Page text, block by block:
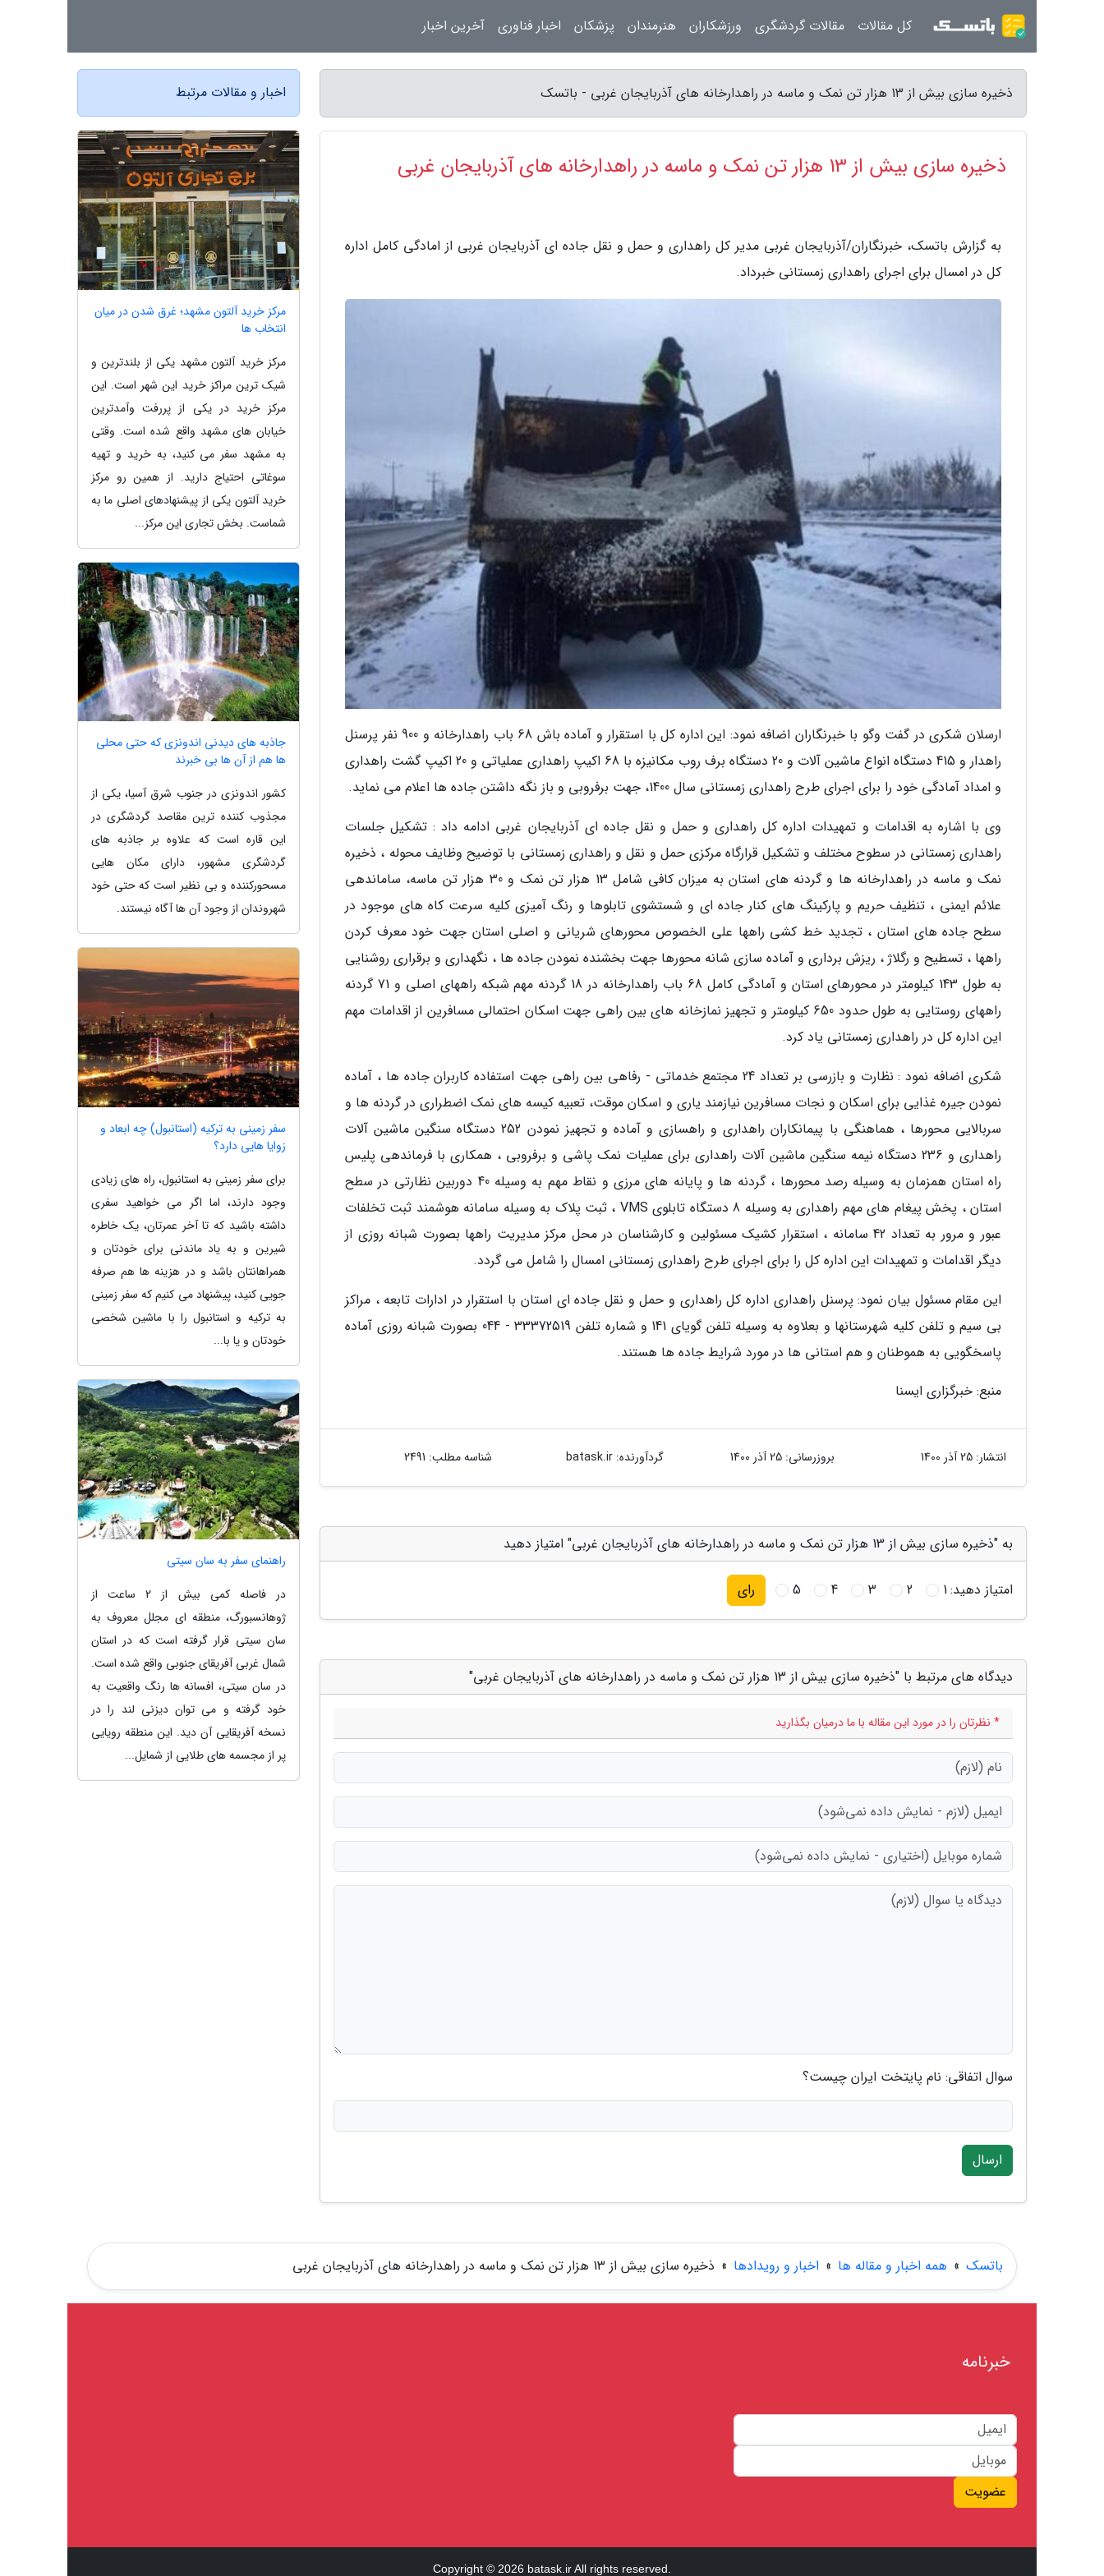
ذخیره سازی بیش از 13 هزار تن نمک و ماسه در راهدارخانه های آذربایجان غربی - باتسک
ذخیره سازی بیش از 13 هزار تن نمک و ماسه در راهدارخانه های آذربایجان غربی
به گزارش باتسک، خبرنگاران/آذربایجان غربی مدیر کل راهداری و حمل و نقل جاده ای آذربایجان غربی از امادگی کامل اداره
کل در امسال برای اجرای راهداری زمستانی خبرداد.
ارسلان شکری در گفت وگو با خبرنگاران اضافه نمود: این اداره کل با استقرار و آماده باش 68 باب راهدارخانه و 900 نفر پرسنل
راهدار و 415 دستگاه انواع ماشین آلات و 20 دستگاه برف روب مکانیزه با 68 اکیپ راهداری عملیاتی و 20 اکیپ گشت راهداری
و امداد آمادگی خود را برای اجرای طرح راهداری زمستانی سال 1400، جهت برفروبی و باز نگه داشتن جاده ها اعلام می نماید.
وی با اشاره به اقدامات و تمهیدات اداره کل راهداری و حمل و نقل جاده ای آذربایجان غربی ادامه داد : تشکیل جلسات
راهداری زمستانی در سطوح مختلف و تشکیل قرارگاه مرکزی حمل و نقل و راهداری زمستانی با توضیح وظایف محوله ، ذخیره
نمک و ماسه در راهدارخانه ها و گردنه های استان به میزان کافی شامل 13 هزار تن نمک و 30 هزار تن ماسه، ساماندهی
علائم ایمنی ، تنظیف حریم و پارکینگ های کنار جاده ای و شستشوی تابلوها و رنگ آمیزی کلیه سرعت کاه های موجود در
سطح جاده های استان ، تجدید خط کشی راهها علی الخصوص محورهای شریانی و اصلی استان جهت خود معرف کردن
راهها ، تسطیح و رگلاژ ، ریزش برداری و آماده سازی شانه محورها جهت بخشنده نمودن جاده ها ، نگهداری و برقراری روشنایی
به طول 143 کیلومتر در محورهای استان و آمادگی کامل 68 باب راهدارخانه در 18 گردنه مهم شبکه راههای اصلی و 71 گردنه
راههای روستایی به طول حدود 650 کیلومتر و تجهیز نمازخانه های بین راهی جهت اسکان احتمالی مسافرین از اقدامات مهم
این اداره کل در راهداری زمستانی یاد کرد.
شکری اضافه نمود : نظارت و بازرسی بر تعداد 24 مجتمع خدماتی - رفاهی بین راهی جهت استفاده کاربران جاده ها ، آماده
نمودن جیره غذایی برای اسکان و نجات مسافرین نیازمند یاری و اسکان موقت، تعبیه کیسه های نمک اضطراری در گردنه ها و
سربالایی محورها ، هماهنگی با پیمانکاران راهداری و راهسازی و آماده و تجهیز نمودن 252 دستگاه سنگین ماشین آلات
راهداری و 236 دستگاه نیمه سنگین ماشین آلات راهداری برای عملیات نمک پاشی و برفروبی ، همکاری با فرماندهی پلیس
راه استان همزمان به وسیله رصد محورها ، گردنه ها و پایانه های مرزی و نقاط مهم به وسیله 40 دوربین نظارتی در سطح
استان ، پخش پیغام های مهم راهداری به وسیله 8 دستگاه تابلوی VMS ، ثبت پلاک به وسیله سامانه هوشمند ثبت تخلفات
عبور و مرور به تعداد 42 سامانه ، استقرار کشیک مسئولین و کارشناسان در محل مرکز مدیریت راهها بصورت شبانه روزی از
دیگر اقدامات و تمهیدات این اداره کل را برای اجرای طرح راهداری زمستانی امسال را شامل می گردد.
این مقام مسئول بیان نمود: پرسنل راهداری اداره کل راهداری و حمل و نقل جاده ای استان با استقرار در ادارات تابعه ، مراکز
بی سیم و تلفن کلیه شهرستانها و بعلاوه به وسیله تلفن گویای 141 و شماره تلفن 33372519 - 044 بصورت شبانه روزی آماده
پاسخگویی به هموطنان و هم استانی ها در مورد شرایط جاده ها هستند.
منبع: خبرگزاری ایسنا
انتشار: 25 آذر 1400 بروزرسانی: 25 آذر 1400 گردآورنده:batask.ir شناسه مطلب: 2491
به "ذخیره سازی بیش از 13 هزار تن نمک و ماسه در راهدارخانه های آذربایجان غربی" امتیاز دهید
امتیاز دهید:1
2
3
4
5 رای
دیدگاه های مرتبط با "ذخیره سازی بیش از 13 هزار تن نمک و ماسه در راهدارخانه های آذربایجان غربی"
* نظرتان را در مورد این مقاله با ما درمیان بگذارید
سوال اتفاقی: نام پایتخت ایران چیست؟
ارسال
اخبار و مقالات مرتبط
مرکز خرید آلتون مشهد؛ غرق شدن در میان
انتخاب ها
مرکز خرید آلتون مشهد یکی از بلندترین و
شیک ترین مراکز خرید این شهر است. این
مرکز خرید در یکی از پررفت وآمدترین
خیابان های مشهد واقع شده است. وقتی
به مشهد سفر می کنید، به خرید و تهیه
سوغاتی احتیاج دارید. از همین رو مرکز
خرید آلتون یکی از پیشنهادهای اصلی ما به
شماست. بخش تجاری این مرکز...
جاذبه های دیدنی اندونزی که حتی محلی
ها هم از آن ها بی خبرند
کشور اندونزی در جنوب شرق آسیا، یکی از
مجذوب کننده ترین مقاصد گردشگری در
این قاره است که علاوه بر جاذبه های
گردشگری مشهور، دارای مکان هایی
مسحورکننده و بی نظیر است که حتی خود
شهروندان از وجود آن ها آگاه نیستند.
سفر زمینی به ترکیه (استانبول) چه ابعاد و
زوایا هایی دارد؟
برای سفر زمینی به استانبول، راه های زیادی
وجود دارند، اما اگر می خواهید سفری
داشته باشید که تا آخر عمرتان، یک خاطره
شیرین و به یاد ماندنی برای خودتان و
همراهانتان باشد و در هزینه ها هم صرفه
جویی کنید، پیشنهاد می کنیم که سفر زمینی
به ترکیه و استانبول را با ماشین شخصی
خودتان و یا با...
راهنمای سفر به سان سیتی
در فاصله کمی بیش از 2 ساعت از
ژوهانسبورگ، منطقه ای مجلل معروف به
سان سیتی قرار گرفته است که در استان
شمال غربی آفریقای جنوبی واقع شده است.
در سان سیتی، افسانه ها رنگ واقعیت به
خود گرفته و می توان دیزنی لند را در
نسخه آفریقایی آن دید. این منطقه رویایی
پر از مجسمه های طلایی از شمایل...
باتسک » همه اخبار و مقاله ها » اخبار و رویدادها » ذخیره سازی بیش از 13 هزار تن نمک و ماسه در راهدارخانه های آذربایجان غربی
کل مقالات مقالات گردشگری ورزشکاران هنرمندان پزشکان اخبار فناوری آخرین اخبار
خبرنامه
عضویت
Copyright © 2026 batask.ir All rights reserved.